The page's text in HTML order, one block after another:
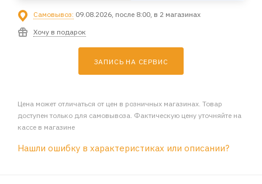
Самовывоз: 09.08.2026, после 8:00, в 2 магазинах
Хочу в подарок
ЗАПИСЬ НА СЕРВИС
Цена может отличаться от цен в розничных магазинах. Товар
доступен только для самовывоза. Фактическую цену уточняйте на
кассе в магазине
Нашли ошибку в характеристиках или описании?